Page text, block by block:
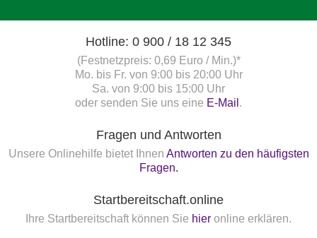
Hotline: 0 900 / 18 12 345
(Festnetzpreis: 0,69 Euro / Min.)*
Mo. bis Fr. von 9:00 bis 20:00 Uhr
Sa. von 9:00 bis 15:00 Uhr
oder senden Sie uns eine E-Mail .
Fragen und Antworten
Unsere Onlinehilfe bietet Ihnen Antworten zu den häufigsten
Fragen.
Startbereitschaft.online
Ihre Startbereitschaft können Sie hier online erklären.